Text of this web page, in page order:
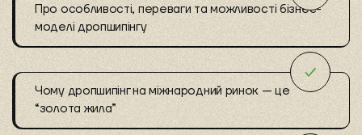
Про особливості, переваги та можливості бізнес-
моделі дропшипінгу
Чому дропшипінг на міжнародний ринок — це
“золота жила”